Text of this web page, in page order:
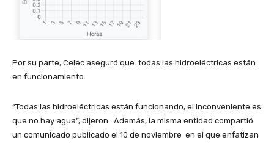
Por su parte, Celec aseguró que todas las hidroeléctricas están
en funcionamiento.
“Todas las hidroeléctricas están funcionando, el inconveniente es
que no hay agua”, dijeron. Además, la misma entidad compartió
un comunicado publicado el 10 de noviembre en el que enfatizan